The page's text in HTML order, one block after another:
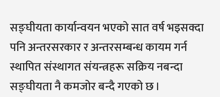
सङ्घीयता कार्यान्वयन भएको सात वर्ष भइसक्दा
पनि अन्तरसरकार र अन्तरसम्बन्ध कायम गर्न
स्थापित संस्थागत संयन्त्रहरू सक्रिय नबन्दा
सङ्घीयता नै कमजोर बन्दै गएको छ ।